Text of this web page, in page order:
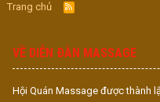
Trang chủ
R
S
VỀ DIỄN ĐÀN MASSAGE
Hội Quán Massage được thành